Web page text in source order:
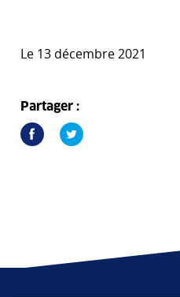
Le 13 décembre 2021
Partager :